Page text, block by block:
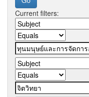
Current filters: